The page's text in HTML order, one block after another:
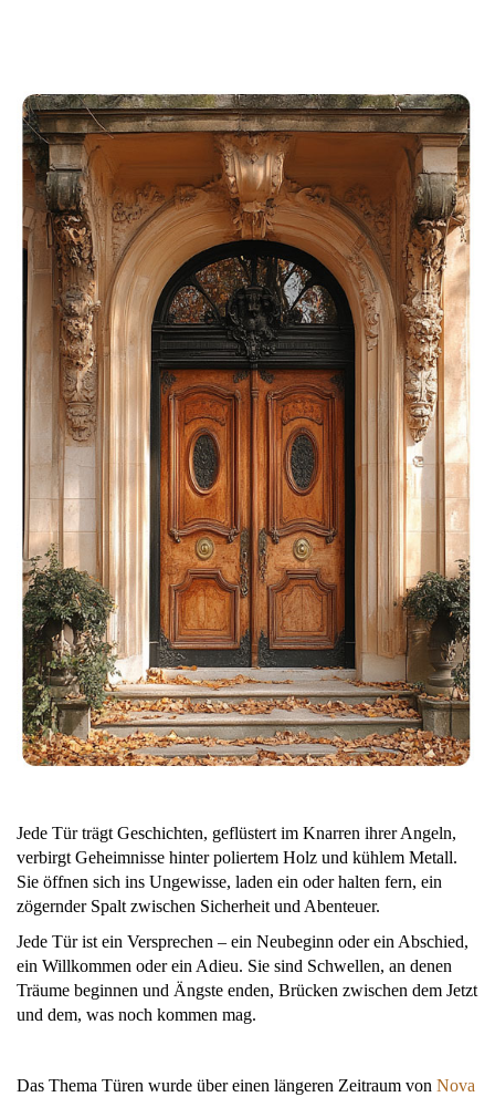
Jede Tür trägt Geschichten, geflüstert im Knarren ihrer Angeln,
verbirgt Geheimnisse hinter poliertem Holz und kühlem Metall.
Sie öffnen sich ins Ungewisse, laden ein oder halten fern, ein
zögernder Spalt zwischen Sicherheit und Abenteuer.
Jede Tür ist ein Versprechen – ein Neubeginn oder ein Abschied,
ein Willkommen oder ein Adieu. Sie sind Schwellen, an denen
Träume beginnen und Ängste enden, Brücken zwischen dem Jetzt
und dem, was noch kommen mag.
Das Thema Türen wurde über einen längeren Zeitraum von Nova